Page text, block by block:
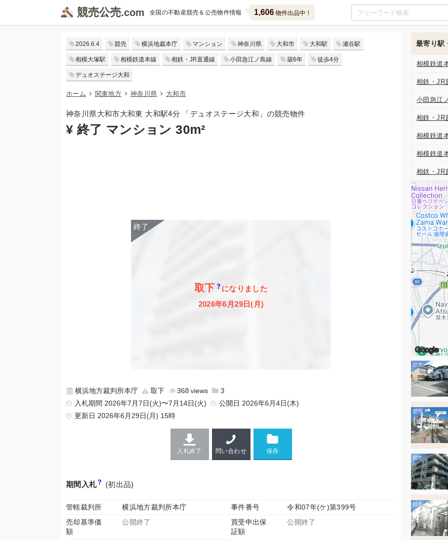
競売公売 全国の不動産競売＆公売物件情報 1,606物件出品中！
2026.6.4 競売 横浜地裁本庁 マンション 神奈川県 大和市 大和駅 瀬谷駅
相模大塚駅 相模鉄道本線 相鉄・JR直通線 小田急江ノ島線 築6年 徒歩4分
デュオステージ大和
ホーム 関東地方 神奈川県 大和市
神奈川県大和市大和東 大和駅4分 「デュオステージ大和」の競売物件
¥ 終了 マンション 30m²
取下
になりました
2026年6月29日(月)
横浜地方裁判所本庁 取下 368
3
入札期間 2026年7月7日(火)〜7月14日(火)
公開日 2026年6月4日(木)
更新日 2026年6月29日(月) 15時
入札終了 問い合わせ
期間入札 (初出品)
管轄裁判所 横浜地方裁判所本庁 事件番号
令和07年(ケ)第399号
売却基準価
額
公開終了
買受申出保
証額
公開終了
最寄り駅
相模鉄道
相鉄・JR
小田急江
相鉄・JR
相模鉄道
相模鉄道
相鉄・JR
Google